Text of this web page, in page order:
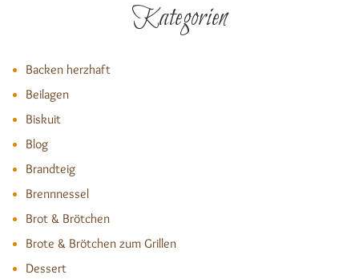
Kategorien
Backen herzhaft
Beilagen
Biskuit
Blog
Brandteig
Brennnessel
Brot & Brötchen
Brote & Brötchen zum Grillen
Dessert